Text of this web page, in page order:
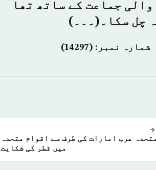
جماعت کے ساتھ تھا
چل سکا۔(۔۔۔)
→
متحدہ عرب امارات کی طرف سے اقوام متحدہ
میں قطر کی شکایت